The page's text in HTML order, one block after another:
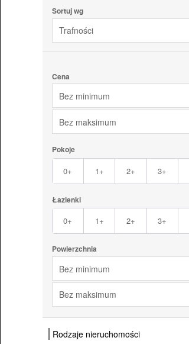
Sortuj wg
Trafności
Cena
Bez minimum
Bez maksimum
Pokoje
0+ 1+ 2+ 3+
Łazienki
0+ 1+ 2+ 3+
Powierzchnia
Bez minimum
Bez maksimum
Rodzaje nieruchomości